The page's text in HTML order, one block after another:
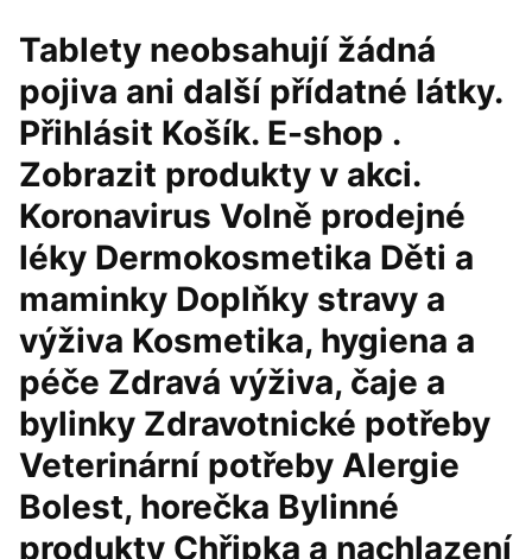
Tablety neobsahují žádná
pojiva ani další přídatné látky.
Přihlásit Košík. E-shop .
Zobrazit produkty v akci.
Koronavirus Volně prodejné
léky Dermokosmetika Děti a
maminky Doplňky stravy a
výživa Kosmetika, hygiena a
péče Zdravá výživa, čaje a
bylinky Zdravotnické potřeby
Veterinární potřeby Alergie
Bolest, horečka Bylinné
produkty Chřipka a nachlazení